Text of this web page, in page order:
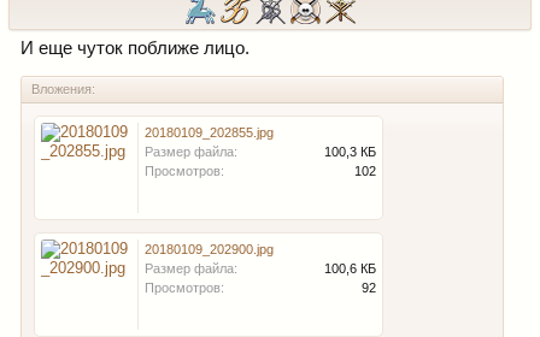
И еще чуток поближе лицо.
Вложения:
20180109_202855.jpg
Размер файла:
100,3 КБ
Просмотров:
102
20180109_202900.jpg
Размер файла:
100,6 КБ
Просмотров:
92